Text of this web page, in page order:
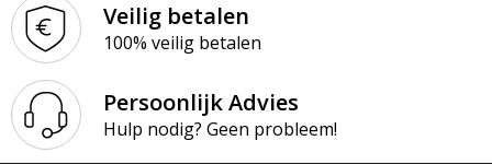
Veilig betalen
100% veilig betalen
Persoonlijk Advies
Hulp nodig? Geen probleem!